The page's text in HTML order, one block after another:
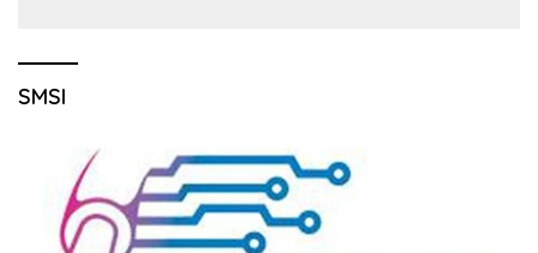
SMSI